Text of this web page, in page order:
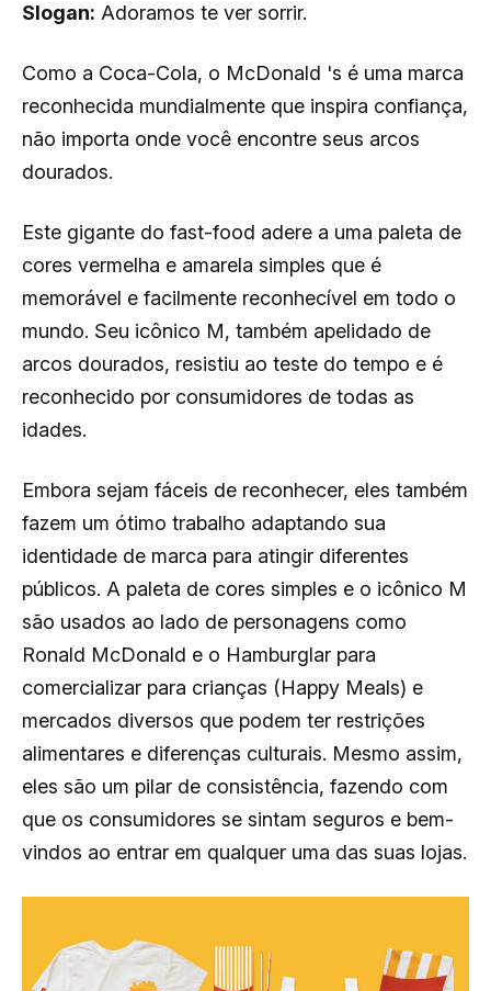
Slogan: Adoramos te ver sorrir.
Como a Coca-Cola, o McDonald 's é uma marca
reconhecida mundialmente que inspira confiança,
não importa onde você encontre seus arcos
dourados.
Este gigante do fast-food adere a uma paleta de
cores vermelha e amarela simples que é
memorável e facilmente reconhecível em todo o
mundo. Seu icônico M, também apelidado de
arcos dourados, resistiu ao teste do tempo e é
reconhecido por consumidores de todas as
idades.
Embora sejam fáceis de reconhecer, eles também
fazem um ótimo trabalho adaptando sua
identidade de marca para atingir diferentes
públicos. A paleta de cores simples e o icônico M
são usados ao lado de personagens como
Ronald McDonald e o Hamburglar para
comercializar para crianças (Happy Meals) e
mercados diversos que podem ter restrições
alimentares e diferenças culturais. Mesmo assim,
eles são um pilar de consistência, fazendo com
que os consumidores se sintam seguros e bem-
vindos ao entrar em qualquer uma das suas lojas.